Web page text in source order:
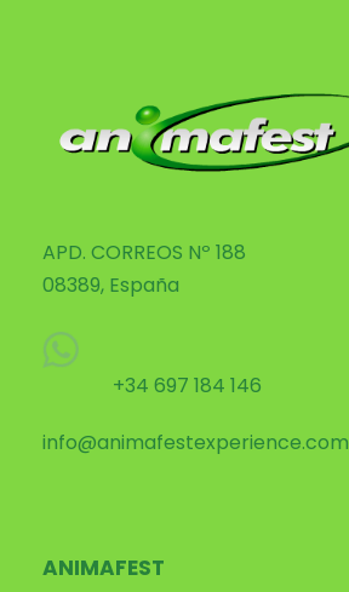
APD. CORREOS Nº 188
08389, España
+34 697 184 146
info@animafestexperience.com
ANIMAFEST